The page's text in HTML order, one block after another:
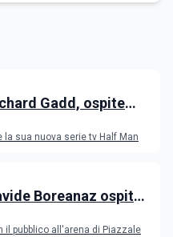
Gadd, ospite
la sua nuova serie tv Half Man
Boreanaz ospite
il pubblico all'arena di Piazzale